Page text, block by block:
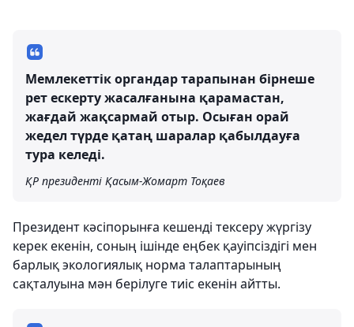
Мемлекеттік органдар тарапынан бірнеше
рет ескерту жасалғанына қарамастан,
жағдай жақсармай отыр. Осыған орай
жедел түрде қатаң шаралар қабылдауға
тура келеді.
ҚР президенті Қасым-Жомарт Тоқаев
Президент кәсіпорынға кешенді тексеру жүргізу
керек екенін, соның ішінде еңбек қауіпсіздігі мен
барлық экологиялық норма талаптарының
сақталуына мән берілуге тиіс екенін айтты.